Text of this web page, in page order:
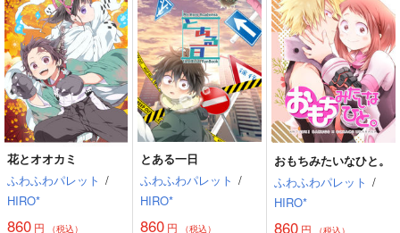
花とオオカミ
ふわふわパレット /
HIRO*
860 円 （税込）
とある一日
ふわふわパレット /
HIRO*
860 円 （税込）
おもちみたいなひと。
ふわふわパレット /
HIRO*
860円 （税込）